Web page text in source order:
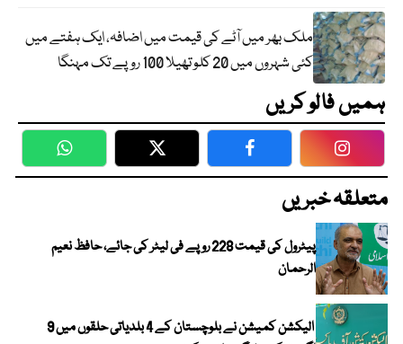
ملک بھر میں آٹے کی قیمت میں اضافہ، ایک ہفتے میں
کئی شہروں میں 20 کلو تھیلا 100 روپے تک مہنگا
ہمیں فالو کریں
WhatsApp Twitter Facebook
متعلقہ خبریں
پیٹرول کی قیمت 228 روپے فی لیٹر کی جائے، حافظ نعیم
الرحمان
الیکشن کمیشن نے بلوچستان کے 4 بلدیاتی حلقوں میں 9